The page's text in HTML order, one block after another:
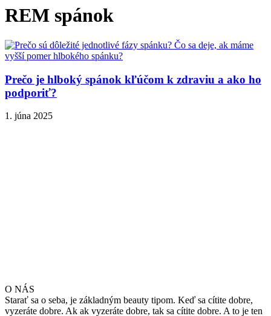
REM spánok
Prečo je hlboký spánok kľúčom k zdraviu a ako ho
podporiť?
1. júna 2025
O NÁS
Starať sa o seba, je základným beauty tipom. Keď sa cítite dobre,
vyzeráte dobre. Ak ak vyzeráte dobre, tak sa cítite dobre. A to je ten